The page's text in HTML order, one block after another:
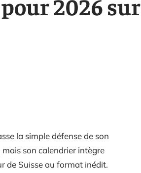
2026
la simple défense de son
mais son calendrier intègre
de Suisse au format inédit.